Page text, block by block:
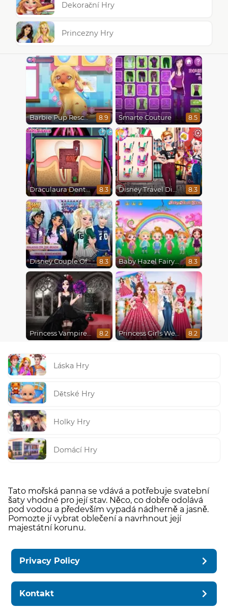
Dekorační Hry
Princezny Hry
Barbie Pup Rescue 8.9 Smarte Couture 8.5
Draculaura Dentist 8.3 Disney Travel Diaries: City Break 8.3
Disney Couple Of The Year 8.3 Baby Hazel Fairyland Ballet 8.3
Princess Vampire Wedding Makeover 8.2 Princess Girls Wedding Trip 8.2
Láska Hry
Dětské Hry
Holky Hry
Domácí Hry
Tato mořská panna se vdává a potřebuje svatební
šaty vhodné pro její stav. Něco, co dobře odolává
pod vodou a především vypadá nádherně a jasně.
Pomozte jí vybrat oblečení a navrhnout její
majestátní korunu.
Privacy Policy
Kontakt